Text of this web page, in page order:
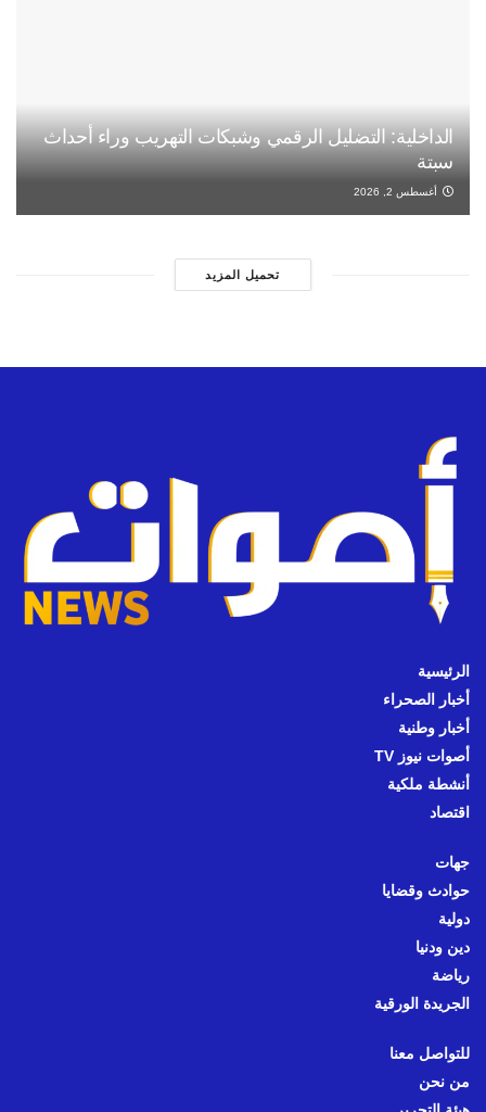
الداخلية: التضليل الرقمي وشبكات التهريب وراء أحداث
سبتة
أغسطس 2, 2026
تحميل المزيد
الرئيسية
أخبار الصحراء
أخبار وطنية
أصوات نيوز TV
أنشطة ملكية
اقتصاد
جهات
حوادث وقضايا
دولية
دين ودنيا
رياضة
الجريدة الورقية
للتواصل معنا
من نحن